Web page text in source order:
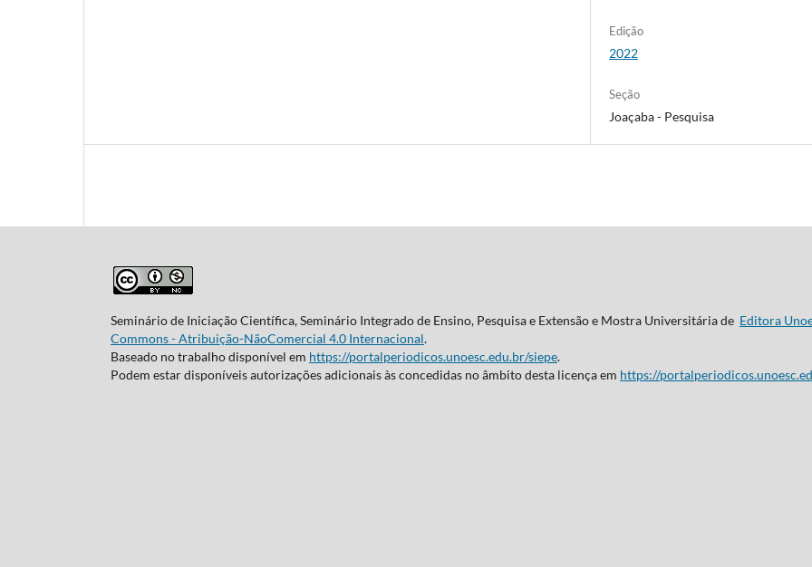
Edição
2022
Seção
Joaçaba - Pesquisa
Seminário de Iniciação Científica, Seminário Integrado de Ensino, Pesquisa e Extensão e Mostra Universitária de Editora
Commons - Atribuição-NãoComercial 4.0 Internacional.
Baseado no trabalho disponível em https://portalperiodicos.unoesc.edu.br/siepe.
Podem estar disponíveis autorizações adicionais às concedidas no âmbito desta licença em https://